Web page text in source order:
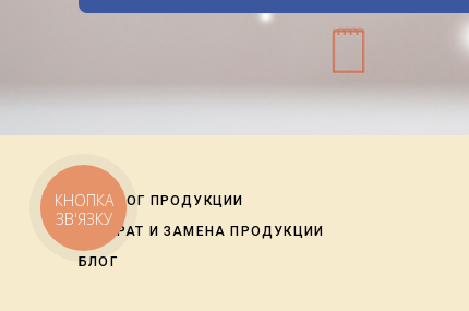
КАТАЛОГ ПРОДУКЦИИ
ВОЗВРАТ И ЗАМЕНА ПРОДУКЦИИ
БЛОГ
КНОПКА
ЗВ'ЯЗКУ